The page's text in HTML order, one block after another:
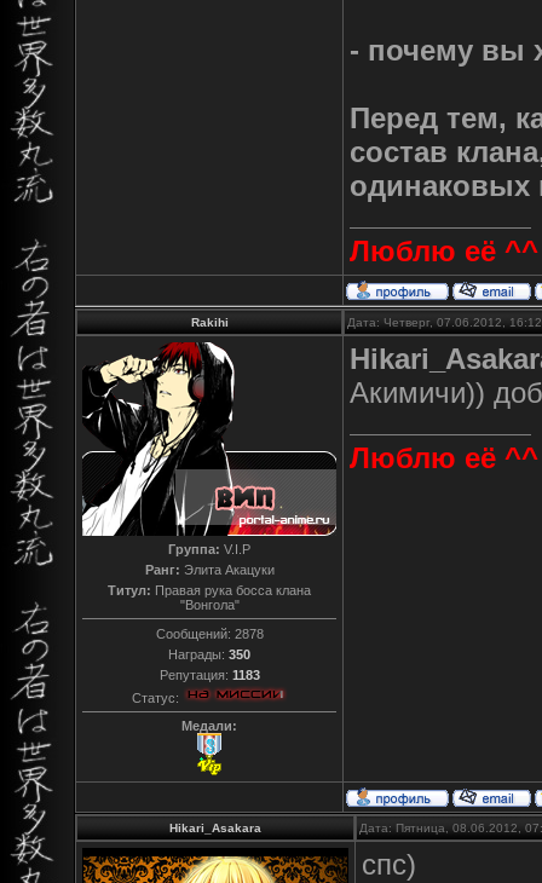
- почему вы
Перед тем,
состав
одинаковых
Люблю её ^^
Rakihi Дата: Четверг, 07.06.2012,
Группа: V.I.P
Ранг: Элита Акацуки
Титул: Правая рука босса клана
"Вонгола"
Сообщений: 2878
Награды: 350
Репутация: 1183
Статус:
Медали:
Акимичи))
Люблю её ^^
Hikari_Asakara Дата: Пятница, 08.06.2012,
спс)